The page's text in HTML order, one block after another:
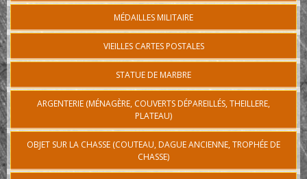
MÉDAILLES MILITAIRE
VIEILLES CARTES POSTALES
STATUE DE MARBRE
ARGENTERIE (MÉNAGÈRE, COUVERTS DÉPAREILLÉS, THEILLERE,
PLATEAU)
OBJET SUR LA CHASSE (COUTEAU, DAGUE ANCIENNE, TROPHÉE DE
CHASSE)